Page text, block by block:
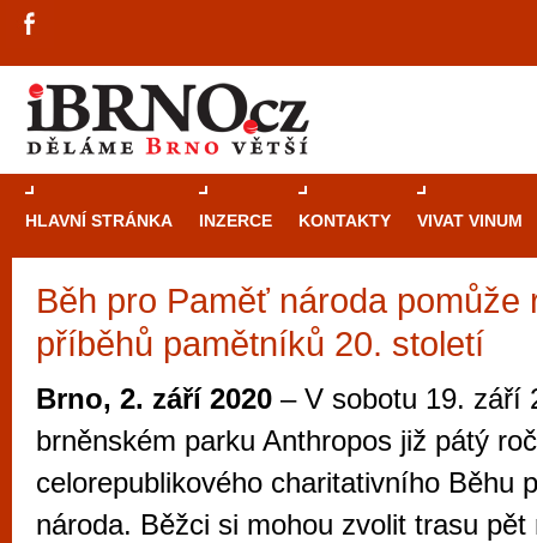
HLAVNÍ STRÁNKA INZERCE KONTAKTY VIVAT VINUM
Běh pro Paměť národa
příběhů pamětníků 20. století
Brno, 2. září 2020 – V sobotu 19. září
brněnském parku Anthropos již pátý
celorepublikového charitativního Běhu
národa. Běžci si mohou zvolit trasu pět
Průvodce
Brně: Od
Brno je
zajímavé
restaurace,
Mimo jiné je ale také místem, kde si